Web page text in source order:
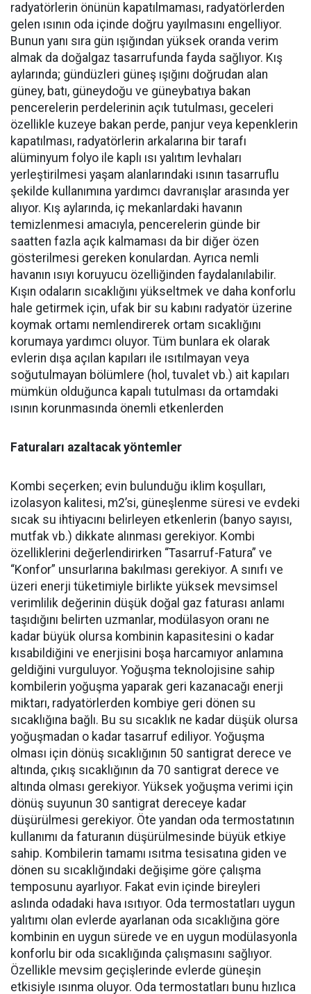
radyatörlerin önünün kapatılmaması, radyatörlerden
gelen ısının oda içinde doğru yayılmasını engelliyor.
Bunun yanı sıra gün ışığından yüksek oranda verim
almak da doğalgaz tasarrufunda fayda sağlıyor. Kış
aylarında; gündüzleri güneş ışığını doğrudan alan
güney, batı, güneydoğu ve güneybatıya bakan
pencerelerin perdelerinin açık tutulması, geceleri
özellikle kuzeye bakan perde, panjur veya kepenklerin
kapatılması, radyatörlerin arkalarına bir tarafı
alüminyum folyo ile kaplı ısı yalıtım levhaları
yerleştirilmesi yaşam alanlarındaki ısının tasarruflu
şekilde kullanımına yardımcı davranışlar arasında yer
alıyor. Kış aylarında, iç mekanlardaki havanın
temizlenmesi amacıyla, pencerelerin günde bir
saatten fazla açık kalmaması da bir diğer özen
gösterilmesi gereken konulardan. Ayrıca nemli
havanın ısıyı koruyucu özelliğinden faydalanılabilir.
Kışın odaların sıcaklığını yükseltmek ve daha konforlu
hale getirmek için, ufak bir su kabını radyatör üzerine
koymak ortamı nemlendirerek ortam sıcaklığını
korumaya yardımcı oluyor. Tüm bunlara ek olarak
evlerin dışa açılan kapıları ile ısıtılmayan veya
soğutulmayan bölümlere (hol, tuvalet vb.) ait kapıları
mümkün olduğunca kapalı tutulması da ortamdaki
ısının korunmasında önemli etkenlerden
Faturaları azaltacak yöntemler
Kombi seçerken; evin bulunduğu iklim koşulları,
izolasyon kalitesi, m2’si, güneşlenme süresi ve evdeki
sıcak su ihtiyacını belirleyen etkenlerin (banyo sayısı,
mutfak vb.) dikkate alınması gerekiyor. Kombi
özelliklerini değerlendirirken “Tasarruf-Fatura” ve
“Konfor” unsurlarına bakılması gerekiyor. A sınıfı ve
üzeri enerji tüketimiyle birlikte yüksek mevsimsel
verimlilik değerinin düşük doğal gaz faturası anlamı
taşıdığını belirten uzmanlar, modülasyon oranı ne
kadar büyük olursa kombinin kapasitesini o kadar
kısabildiğini ve enerjisini boşa harcamıyor anlamına
geldiğini vurguluyor. Yoğuşma teknolojisine sahip
kombilerin yoğuşma yaparak geri kazanacağı enerji
miktarı, radyatörlerden kombiye geri dönen su
sıcaklığına bağlı. Bu su sıcaklık ne kadar düşük olursa
yoğuşmadan o kadar tasarruf ediliyor. Yoğuşma
olması için dönüş sıcaklığının 50 santigrat derece ve
altında, çıkış sıcaklığının da 70 santigrat derece ve
altında olması gerekiyor. Yüksek yoğuşma verimi için
dönüş suyunun 30 santigrat dereceye kadar
düşürülmesi gerekiyor. Öte yandan oda termostatının
kullanımı da faturanın düşürülmesinde büyük etkiye
sahip. Kombilerin tamamı ısıtma tesisatına giden ve
dönen su sıcaklığındaki değişime göre çalışma
temposunu ayarlıyor. Fakat evin içinde bireyleri
aslında odadaki hava ısıtıyor. Oda termostatları uygun
yalıtımı olan evlerde ayarlanan oda sıcaklığına göre
kombinin en uygun sürede ve en uygun modülasyonla
konforlu bir oda sıcaklığında çalışmasını sağlıyor.
Özellikle mevsim geçişlerinde evlerde güneşin
etkisiyle ısınma oluyor. Oda termostatları bunu hızlıca